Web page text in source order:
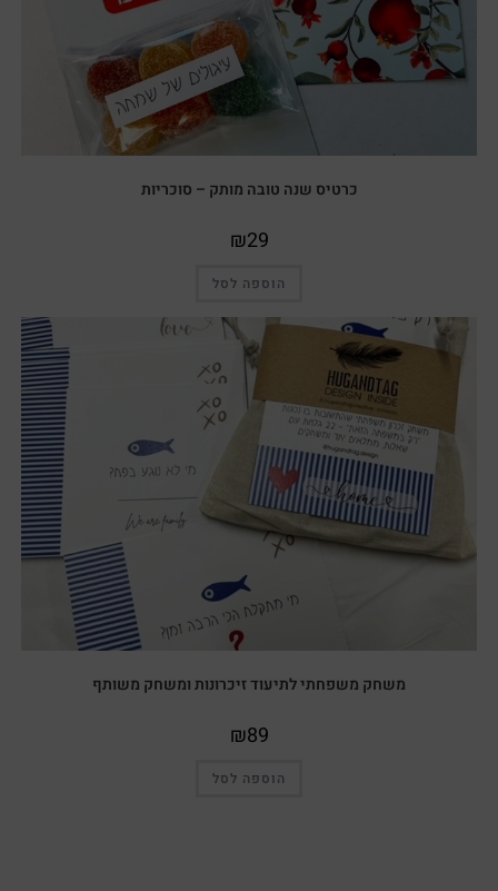
כרטיס שנה טובה מותק – סוכריות
₪29
הוספה לסל
משחק משפחתי לתיעוד זיכרונות ומשחק משותף
₪89
הוספה לסל